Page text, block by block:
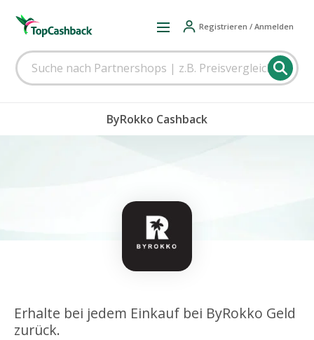
Registrieren / Anmelden
ByRokko Cashback
Erhalte bei jedem Einkauf bei ByRokko Geld
zurück.